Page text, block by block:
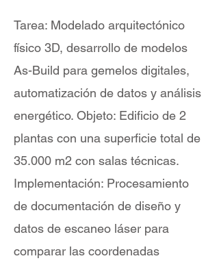
Tarea: Modelado arquitectónico
físico 3D, desarrollo de modelos
As-Build para gemelos digitales,
automatización de datos y análisis
energético. Objeto: Edificio de 2
plantas con una superficie total de
35.000 m2 con salas técnicas.
Implementación: Procesamiento
de documentación de diseño y
datos de escaneo láser para
comparar las coordenadas